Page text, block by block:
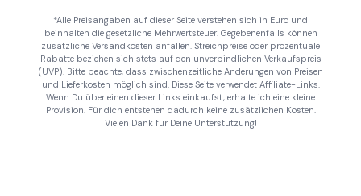
*Alle Preisangaben auf dieser Seite verstehen sich in Euro und
beinhalten die gesetzliche Mehrwertsteuer. Gegebenenfalls können
zusätzliche Versandkosten anfallen. Streichpreise oder prozentuale
Rabatte beziehen sich stets auf den unverbindlichen Verkaufspreis
(UVP). Bitte beachte, dass zwischenzeitliche Änderungen von Preisen
und Lieferkosten möglich sind. Diese Seite verwendet Affiliate-Links.
Wenn Du über einen dieser Links einkaufst, erhalte ich eine kleine
Provision. Für dich entstehen dadurch keine zusätzlichen Kosten.
Vielen Dank für Deine Unterstützung!